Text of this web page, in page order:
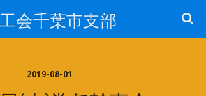
会千葉市支部
2019-08-01